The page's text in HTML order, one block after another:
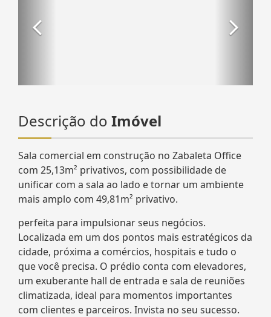
Descrição do Imóvel
Sala comercial em construção no Zabaleta Office
com 25,13m² privativos, com possibilidade de
unificar com a sala ao lado e tornar um ambiente
mais amplo com 49,81m² privativo.
perfeita para impulsionar seus negócios.
Localizada em um dos pontos mais estratégicos da
cidade, próxima a comércios, hospitais e tudo o
que você precisa. O prédio conta com elevadores,
um exuberante hall de entrada e sala de reuniões
climatizada, ideal para momentos importantes
com clientes e parceiros. Invista no seu sucesso.